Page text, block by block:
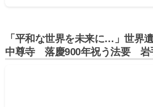
「平和な世界を未来に…」世界
中尊寺 落慶900年祝う法要 岩